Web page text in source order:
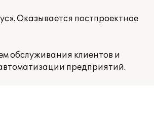
Оказывается постпроектное
обслуживания клиентов и
предприятий.